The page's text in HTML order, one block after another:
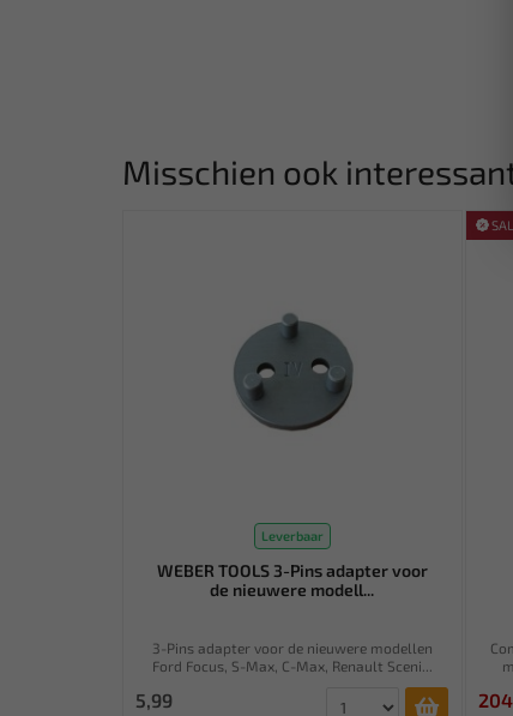
Misschien ook
Leverbaar
WEBER TOOLS 3-Pins adapter voor
de nieuwere modell...
3-Pins adapter voor de nieuwere modellen
Ford Focus, S-Max, C-Max, Renault Sceni...
5,99